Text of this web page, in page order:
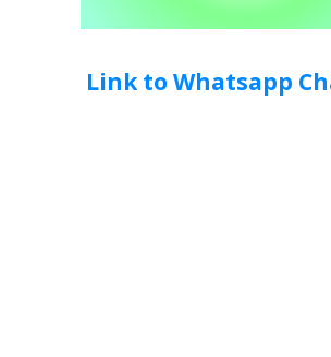
Link to Whatsapp